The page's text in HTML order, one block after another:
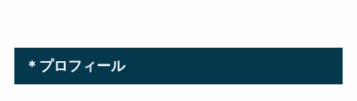
＊プロフィール